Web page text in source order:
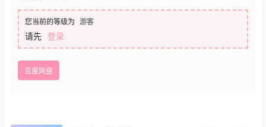
您当前的等级为 游客
请先 登录
百度网盘